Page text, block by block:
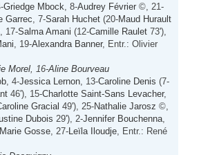
Griedge Mbock , 8-Audrey Février ©, 21-
Garrec , 7-Sarah Huchet (20-Maud Hurault
, 17-Salma Amani (12-Camille Raulet 73'),
, 19-Alexandra Banner, Entr.: Olivier
Morel , 16-Aline Bourveau
, 4-Jessica Lernon , 13-Caroline Denis (7-
46'), 15-Charlotte Saint-Sans Levacher,
Gracial 49'), 25-Nathalie Jarosz ©,
Dubois 29'), 2-Jennifer Bouchenna
Marie Gosse , 27- Leïla Iloudje , Entr.: René